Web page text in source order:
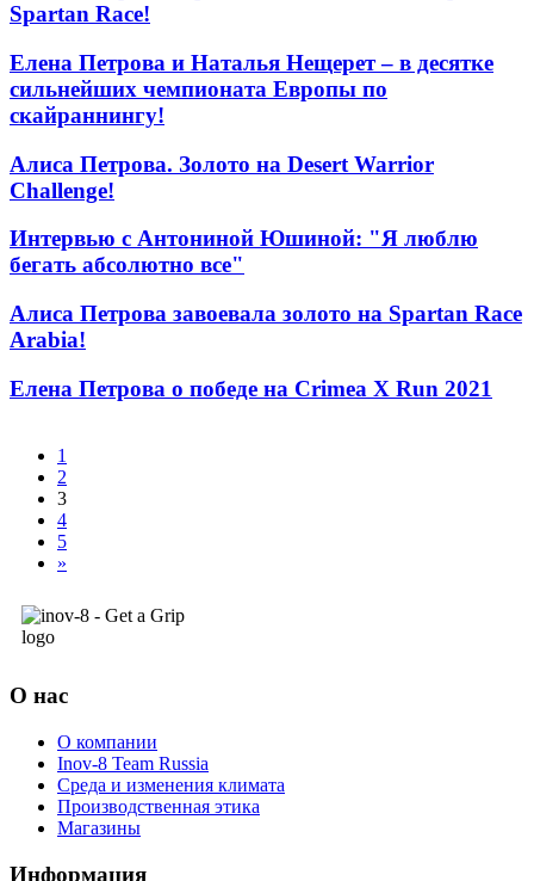
Spartan Race!
Елена Петрова и Наталья Нещерет – в десятке
сильнейших чемпионата Европы по
скайраннингу!
Алиса Петрова. Золото на Desert Warrior
Challenge!
Интервью с Антониной Юшиной: "Я люблю
бегать абсолютно все"
Алиса Петрова завоевала золото на Spartan Race
Arabia!
Елена Петрова о победе на Crimea X Run 2021
1
2
3
4
5
»
О нас
О компании
Inov-8 Team Russia
Среда и изменения климата
Производственная этика
Магазины
Информация